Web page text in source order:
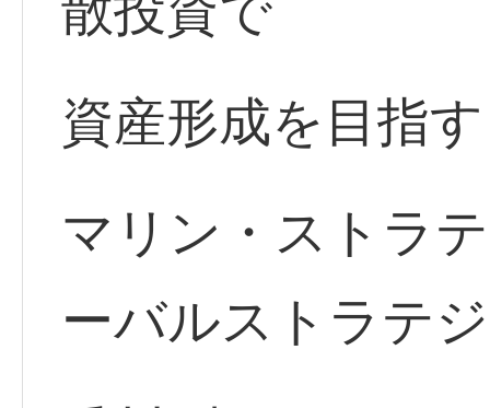
資産形成を目指
マリン・ストラ
ーバルストラテ